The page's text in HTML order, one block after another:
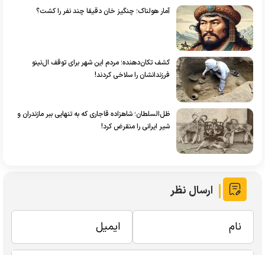
آمار هولناک؛ چنگیز خان دقیقا چند نفر را کشت؟
کشف تکان‌دهنده؛ مردم این شهر برای توقف ال‌نینو
فرزندانشان را سلاخی کردند!
ظل‌السلطان؛ شاهزاده قاجاری که به تنهایی ببر مازندران و
شیر ایرانی را منقرض کرد!
ارسال نظر